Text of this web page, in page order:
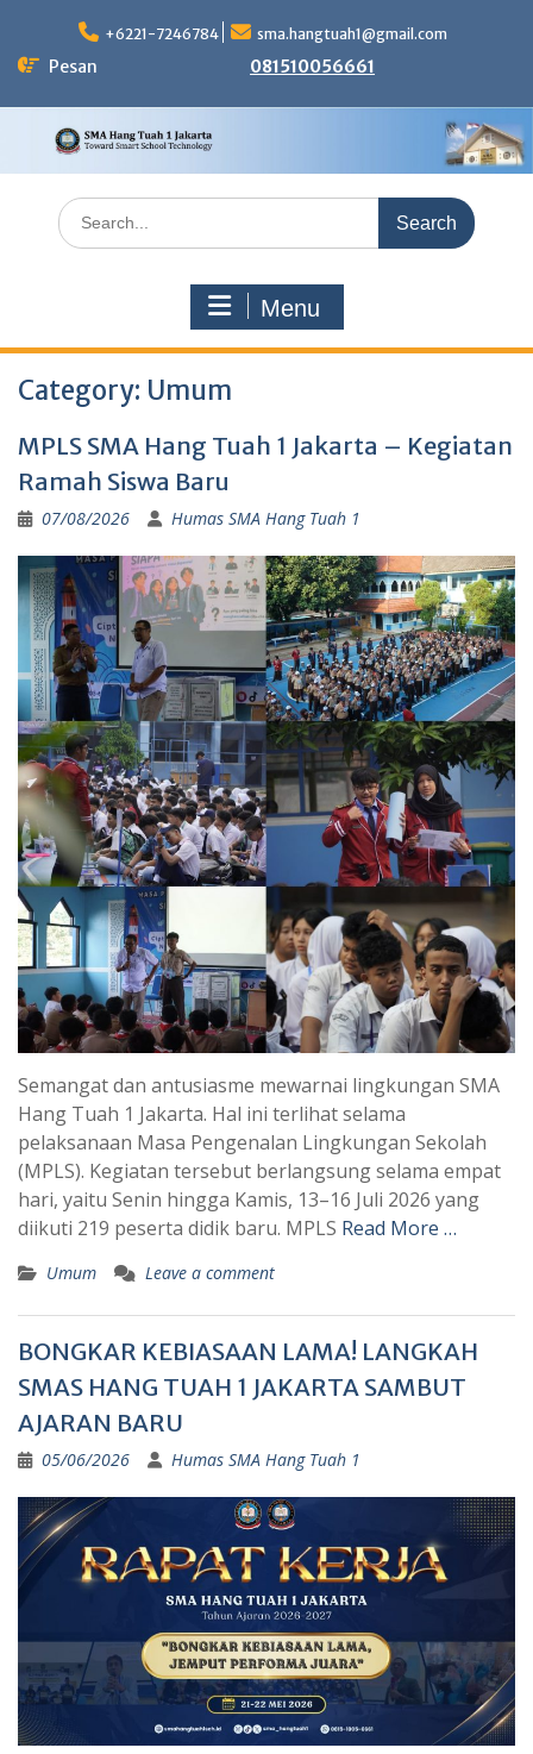
content
+6221-7246784 sma.hangtuah1@gmail.com
Pesan 081510056661
Search
for:
Menu
Category: Umum
MPLS SMA Hang Tuah 1 Jakarta – Kegiatan
Ramah Siswa Baru
07/08/2026 Humas SMA Hang Tuah 1
Semangat dan antusiasme mewarnai lingkungan SMA
Hang Tuah 1 Jakarta. Hal ini terlihat selama
pelaksanaan Masa Pengenalan Lingkungan Sekolah
(MPLS). Kegiatan tersebut berlangsung selama empat
hari, yaitu Senin hingga Kamis, 13–16 Juli 2026 yang
diikuti 219 peserta didik baru. MPLS Read More …
Umum Leave a comment
BONGKAR KEBIASAAN LAMA! LANGKAH
SMAS HANG TUAH 1 JAKARTA SAMBUT
AJARAN BARU
05/06/2026 Humas SMA Hang Tuah 1